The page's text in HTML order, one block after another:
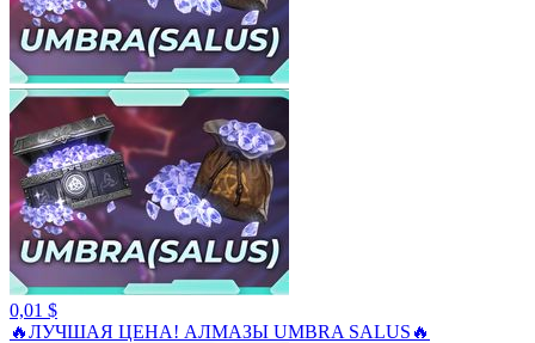
0,01 $
🔥ЛУЧШАЯ ЦЕНА! АЛМАЗЫ UMBRA SALUS🔥